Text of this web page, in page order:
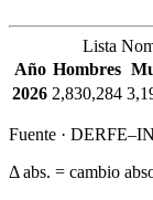
Lista
Año Hombres
2026 2,830,284
Fuente ·
Δ abs. = cambio